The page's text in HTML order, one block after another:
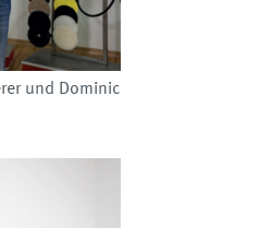
und Dominic